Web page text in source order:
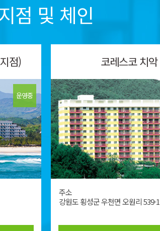
점 및 체인
점)
운영중
코레스코 치악
주소
강원도 횡성군 우천면 오원리 539-1